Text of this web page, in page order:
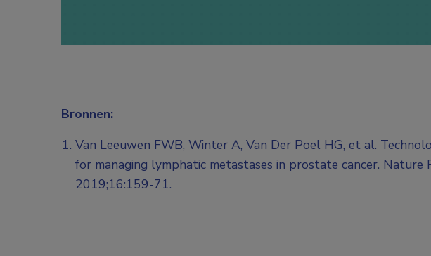
Bronnen:
Van Leeuwen FWB, Winter A, Van Der Poel HG, et al.
for managing lymphatic metastases in prostate cancer. Nature
2019;16:159-71.